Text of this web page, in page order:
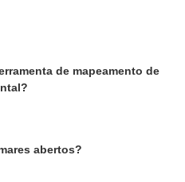
de mapeamento de
abertos?